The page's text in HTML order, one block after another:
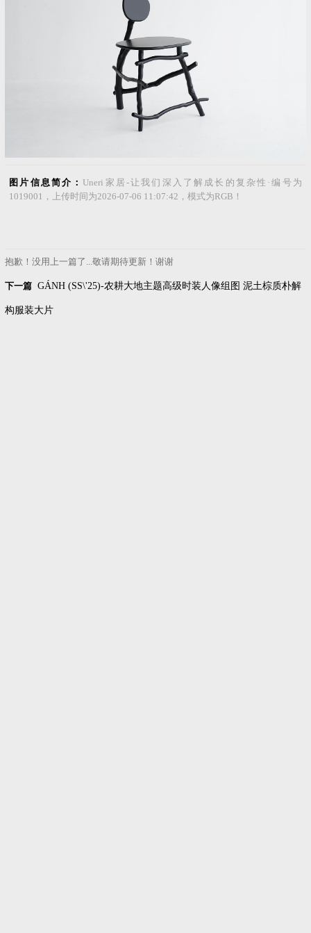
图片信息简介： Uneri家居-让我们深入了解成长的复杂性·编号为
1019001，上传时间为2026-07-06 11:07:42，模式为RGB！
抱歉！没用上一篇了...敬请期待更新！谢谢
下一篇GÁNH (SS\'25)-农耕大地主题高级时装人像组图 泥土棕质朴解
构服装大片